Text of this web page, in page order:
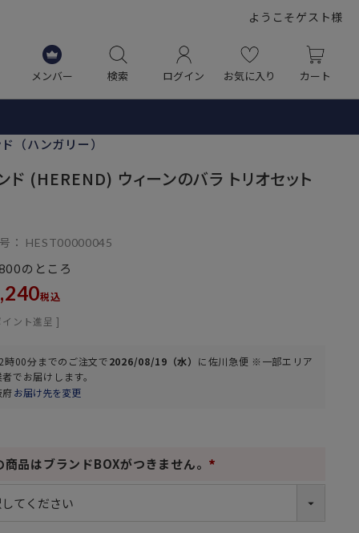
ようこそゲスト様
メンバー 検索 ログイン お気に入り カート
（ハンガリー）
ド (HEREND) ウィーンのバラ トリオセット
HEST00000045
のところ
税込
イント進呈 ]
時00分までのご注文で2026/08/19（水） に佐川急便 ※一部エリア
者でお届けします。
府お届け先を変更
商品はブランドBOXがつきません。